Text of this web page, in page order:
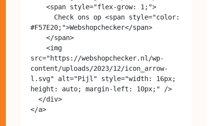
#F57E20;">Webshopchecker</span>
src="https://webshopchecker.nl/wp-
content/uploads/2023/12/icon_arrow-
l.svg" alt="Pijl" style="width: 16px;
height: auto; margin-left: 10px;" />